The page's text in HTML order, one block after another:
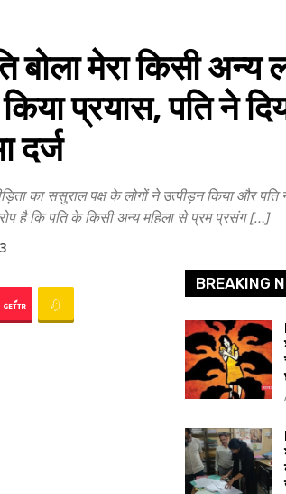
बोला मेरा किसी
प्रयास, पति ने
दर्ज
का ससुराल पक्ष के लोगों ने उत्पीड़न किया और पति
है कि पति के किसी अन्य महिला से प्रम प्रसंग […]
BREAKING